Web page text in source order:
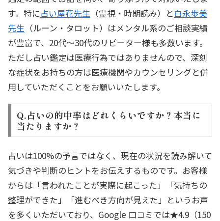
す。特に占い屋花先生 （霊視・時期読み）と白永歩美
先生 （ルーン・タロット）はメンタル系のご相談実績
が豊富で、20代〜30代のリピーター様も多数います。
ただし占い鑑定は医療行為ではありませんので、深刻
な症状をお持ちの方は医療機関やカウンセリングと併
用していただくことをお願いいたします。
Q.占いの的中率はどれくらいですか？本当に
当たりますか？
占いは100%の予言ではなく、現在の状況を読み解いて
気づきや判断のヒントをお伝えするものです。お客様
からは「言われたことが実際に起こった」「気持ちの
整理ができた」「進むべき方向が見えた」というお声
を多くいただいており、Google 口コミでは★4.9（150